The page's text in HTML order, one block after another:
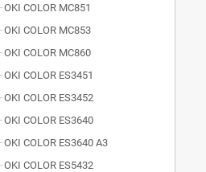
OKI COLOR MC851
OKI COLOR MC853
OKI COLOR MC860
OKI COLOR ES3451
OKI COLOR ES3452
OKI COLOR ES3640
OKI COLOR ES3640 A3
OKI COLOR ES5432